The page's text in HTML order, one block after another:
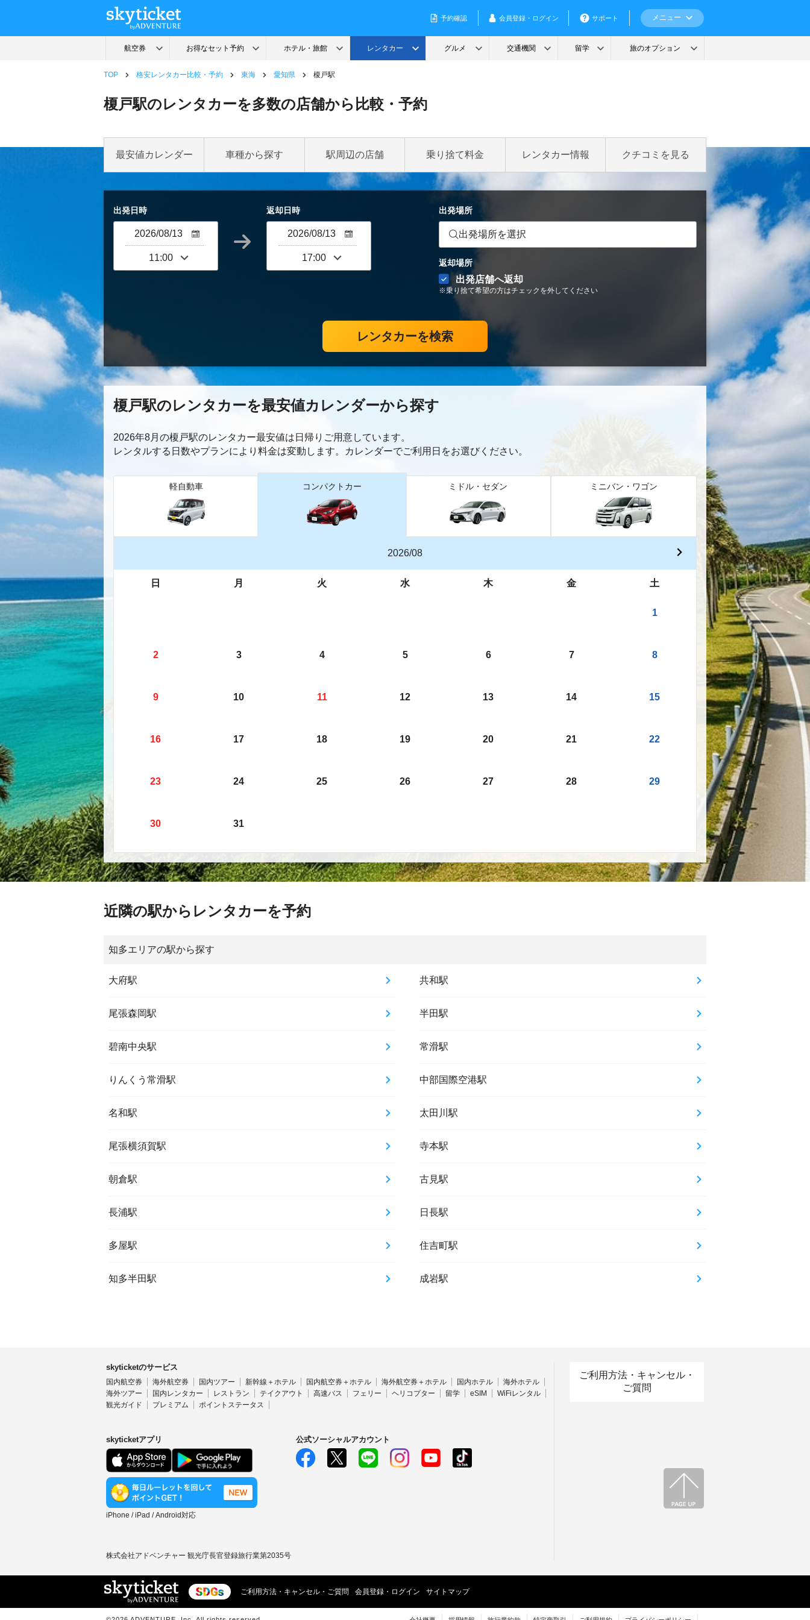
TOP 格安レンタカー比較・予約 東海 愛知県 榎戸駅
榎戸駅のレンタカーを多数の店舗から比較・予約
最安値カレンダー 車種から探す 駅周辺の店舗 乗り捨て料金 レンタカー情報 クチコミを見る
出発日時 返却日時 出発場所
出発場所を選択
返却場所
出発店舗へ返却
※乗り捨て希望の方はチェックを外してください
レンタカーを検索
榎戸駅のレンタカーを最安値カレンダーから探す
2026年8月の榎戸駅のレンタカー最安値は日帰り ご用意しています。
レンタルする日数やプランにより料金は変動します。カレンダーでご利用日をお選びください。
軽自動車 コンパクトカー ミドル・セダン ミニバン・ワゴン
2026/08
日 月 火 水 木 金 土
1
2 3 4 5 6 7 8
9 10 11 12 13 14 15
16 17 18 19 20 21 22
23 24 25 26 27 28 29
30 31
近隣の駅からレンタカーを予約
知多エリアの駅から探す
大府駅 共和駅
尾張森岡駅 半田駅
碧南中央駅 常滑駅
りんくう常滑駅 中部国際空港駅
名和駅 太田川駅
尾張横須賀駅 寺本駅
朝倉駅 古見駅
長浦駅 日長駅
多屋駅 住吉町駅
知多半田駅 成岩駅